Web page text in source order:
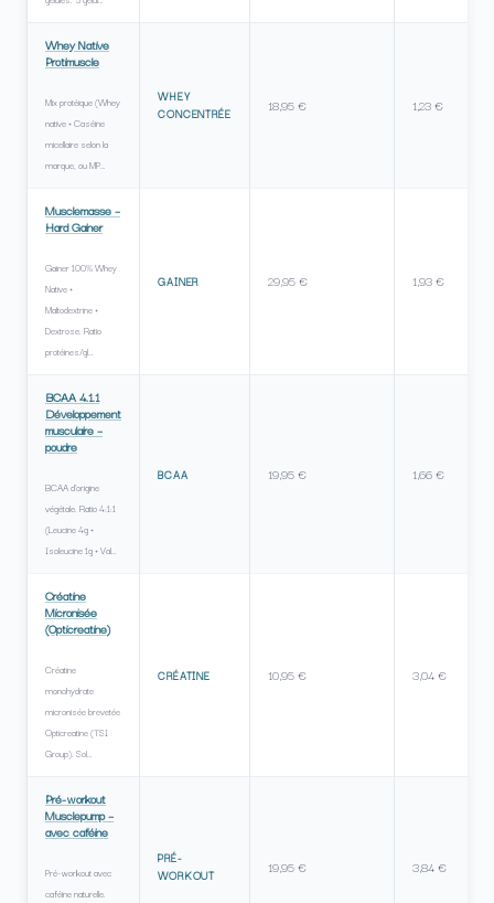
Whey Native
Protimuscle
Mix protéique (Whey
native + Caséine
micellaire selon la
marque, ou MP…
WHEY
CONCENTRÉE
18,95 € 1,23 €
Musclemasse –
Hard Gainer
Gainer 100% Whey
Native +
Maltodextrine +
Dextrose. Ratio
protéines/gl…
GAINER 29,95 € 1,93 €
BCAA 4.1.1
Développement
musculaire –
poudre
BCAA d'origine
végétale. Ratio 4:1:1
(Leucine 4g +
Isoleucine 1g + Val…
BCAA 19,95 € 1,66 €
Créatine
Micronisée
(Opticreatine)
Créatine
monohydrate
micronisée brevetée
Opticreatine (TSI
Group). Sol…
CRÉATINE 10,95 € 3,04 €
Pré-workout
Musclepump –
avec caféine
Pré-workout avec
caféine naturelle.
PRÉ-
WORKOUT
19,95 € 3,84 €